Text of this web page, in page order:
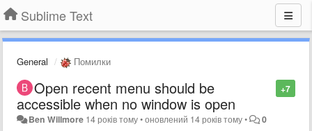
Sublime Text
General Помилки
+7
Open recent menu should be
accessible when no window is open
Ben Willmore 14 років тому•оновлений 14 років тому• 0